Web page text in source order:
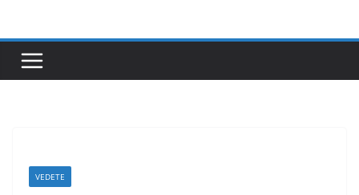
content
VEDETE